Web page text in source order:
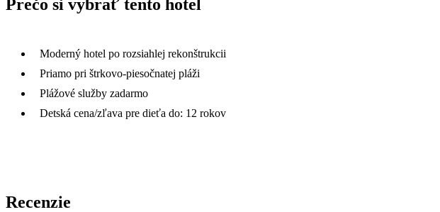
Prečo si vybrať tento hotel
Moderný hotel po rozsiahlej rekonštrukcii
Priamo pri štrkovo-piesočnatej pláži
Plážové služby zadarmo
Detská cena/zľava pre dieťa do: 12 rokov
Recenzie